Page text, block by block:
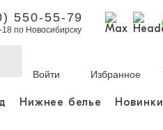
550-55-79
18 по Новосибирску
Войти
Избранное
Нижнее белье Новинки